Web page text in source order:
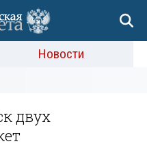
Новости
двух